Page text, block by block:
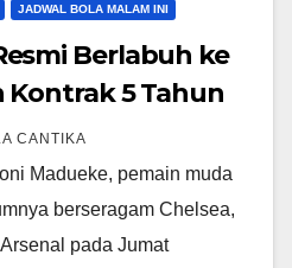
JADWAL BOLA MALAM INI
Berlabuh ke
Kontrak 5 Tahun
CANTIKA
Madueke, pemain muda
berseragam Chelsea,
pada Jumat